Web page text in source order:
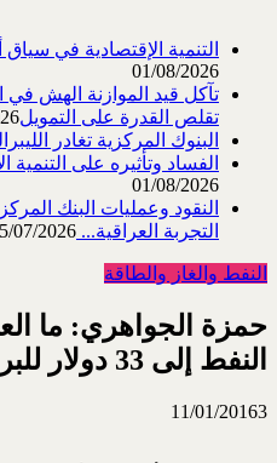
التنمية الإقتصادية في سياق
01/08/2026
تآكل قيد الموازنة الهش في
تقلص القدرة على التمويل‎ (...
البنوك المركزية تغادر
الفساد وتأثيره على التنمية
01/08/2026
النقود وعمليات البنك
التجربة العراقية... 07/2026
النفط والغاز والطاقة
حمزة الجواهري: ما
النفط إلى 33 دولار للبرميل
11/01/20163